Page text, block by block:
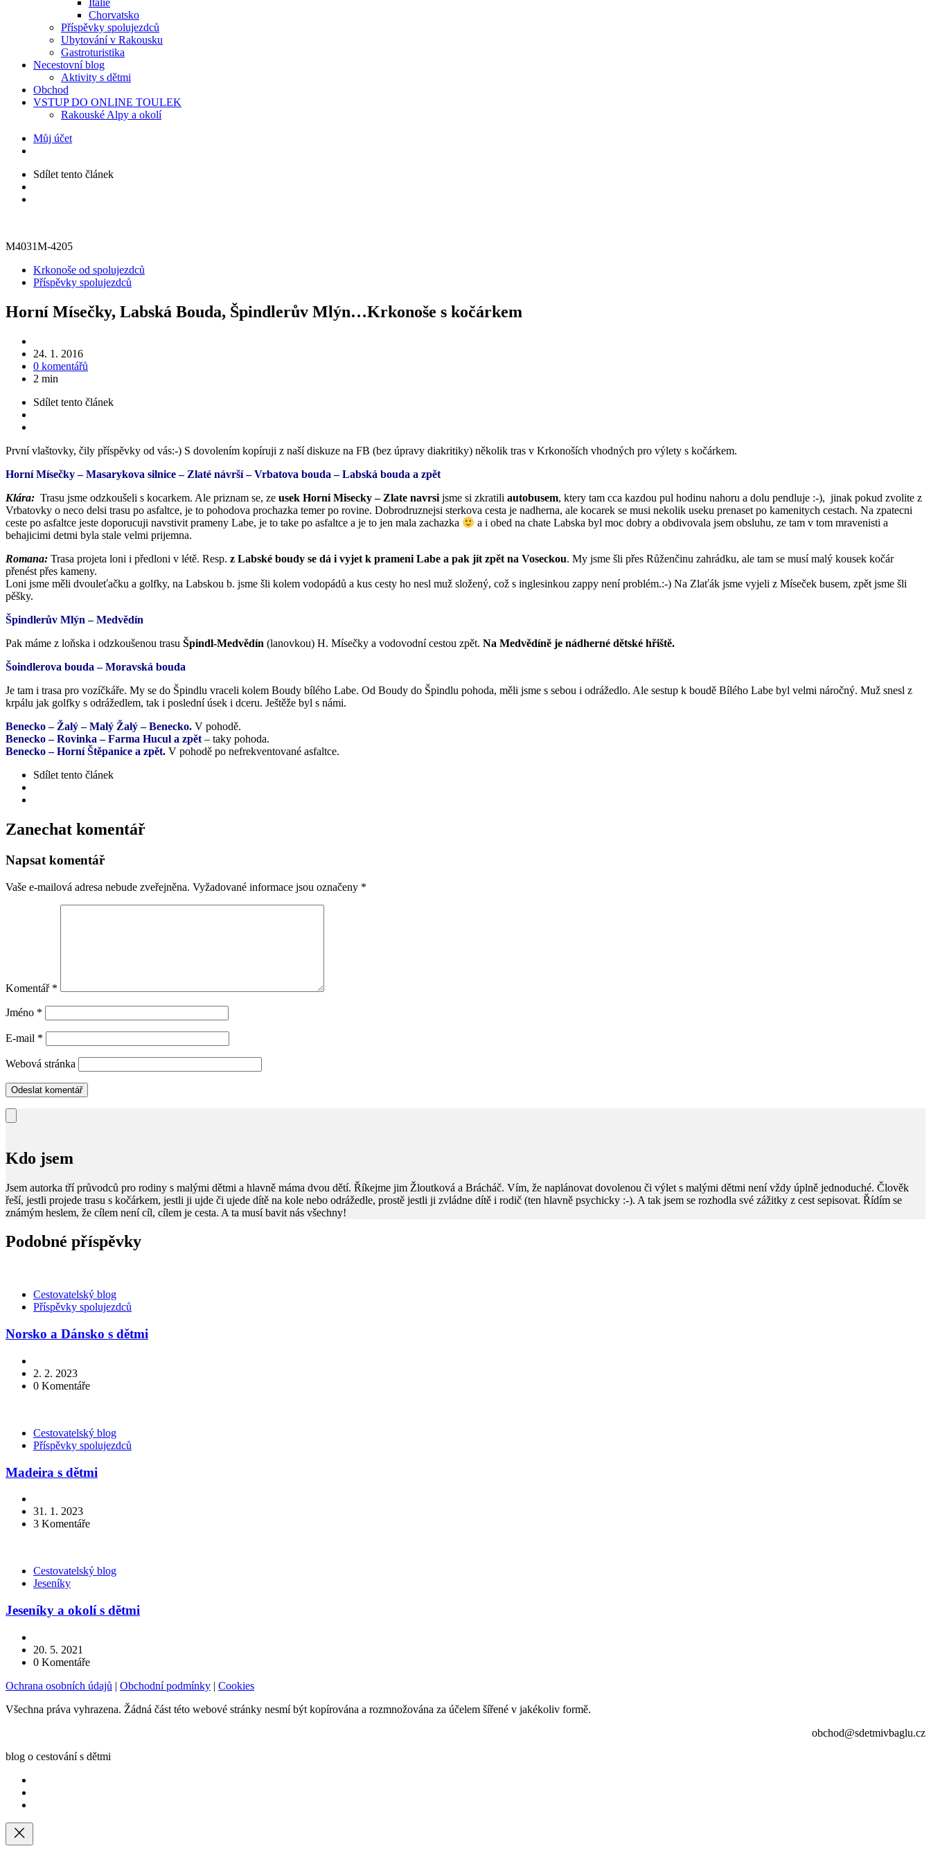
Itálie
Chorvatsko
Příspěvky spolujezdců
Ubytování v Rakousku
Gastroturistika
Necestovní blog
Aktivity s dětmi
Obchod
VSTUP DO ONLINE TOULEK
Rakouské Alpy a okolí
Můj účet
Sdílet tento článek
M4031M-4205
KategorieKrkonoše od spolujezdců
Příspěvky spolujezdců
Horní Mísečky, Labská Bouda, Špindlerův Mlýn…Krkonoše s kočárkem
24. 1. 2016
0 komentářů
2 min
Sdílet tento článek
První vlaštovky, čily příspěvky od vás:-) S dovolením kopíruji z naší diskuze na FB (bez úpravy diakritiky) několik tras v Krkonoších vhodných pro výlety s kočárkem.
Horní Mísečky – Masarykova silnice – Zlaté návrší – Vrbatova bouda – Labská bouda a zpět
Klára: Trasu jsme odzkoušeli s kocarkem. Ale priznam se, ze usek Horni Misecky – Zlate navrsi jsme si zkratili autobusem, ktery tam cca kazdou pul hodinu nahoru a dolu pendluje :-), jinak pokud zvolite z
Vrbatovky o neco delsi trasu po asfaltce, je to pohodova prochazka temer po rovine. Dobrodruznejsi sterkova cesta je nadherna, ale kocarek se musi nekolik useku prenaset po kamenitych cestach. Na zpatecni
ceste po asfaltce jeste doporucuji navstivit prameny Labe, je to take po asfaltce a je to jen mala zachazka
a i obed na chate Labska byl moc dobry a obdivovala jsem obsluhu, ze tam v tom mravenisti a
behajicimi detmi byla stale velmi prijemna.
Romana: Trasa projeta loni i předloni v létě. Resp. z Labské boudy se dá i vyjet k prameni Labe a pak jít zpět na Voseckou. My jsme šli přes Růženčinu zahrádku, ale tam se musí malý kousek kočár
přenést přes kameny.
Loni jsme měli dvouleťačku a golfky, na Labskou b. jsme šli kolem vodopádů a kus cesty ho nesl muž složený, což s inglesinkou zappy není problém.:-) Na Zlaťák jsme vyjeli z Míseček busem, zpět jsme šli
pěšky.
Špindlerův Mlýn – Medvědín
Pak máme z loňska i odzkoušenou trasu Špindl-Medvědín (lanovkou) H. Mísečky a vodovodní cestou zpět. Na Medvědíně je nádherné dětské hřiště.
Šoindlerova bouda – Moravská bouda
Je tam i trasa pro vozíčkáře. My se do Špindlu vraceli kolem Boudy bílého Labe. Od Boudy do Špindlu pohoda, měli jsme s sebou i odrážedlo. Ale sestup k boudě Bílého Labe byl velmi náročný. Muž snesl z
krpálu jak golfky s odrážedlem, tak i poslední úsek i dceru. Ještěže byl s námi.
Benecko – Žalý – Malý Žalý – Benecko. V pohodě.
Benecko – Rovinka – Farma Hucul a zpět – taky pohoda.
Benecko – Horní Štěpanice a zpět. V pohodě po nefrekventované asfaltce.
Sdílet tento článek
Zanechat komentář
Napsat komentář
Vaše e-mailová adresa nebude zveřejněna. Vyžadované informace jsou označeny *
Komentář *
Jméno *
E-mail *
Webová stránka
Kdo jsem
Jsem autorka tří průvodců pro rodiny s malými dětmi a hlavně máma dvou dětí. Říkejme jim Žloutková a Brácháč. Vím, že naplánovat dovolenou či výlet s malými dětmi není vždy úplně jednoduché. Člověk
řeší, jestli projede trasu s kočárkem, jestli ji ujde či ujede dítě na kole nebo odrážedle, prostě jestli ji zvládne dítě i rodič (ten hlavně psychicky :-). A tak jsem se rozhodla své zážitky z cest sepisovat. Řídím se
známým heslem, že cílem není cíl, cílem je cesta. A ta musí bavit nás všechny!
Podobné příspěvky
KategorieCestovatelský blog
Příspěvky spolujezdců
Norsko a Dánsko s dětmi
2. 2. 2023
0 Komentáře
KategorieCestovatelský blog
Příspěvky spolujezdců
Madeira s dětmi
31. 1. 2023
3 Komentáře
KategorieCestovatelský blog
Jeseníky
Jeseníky a okolí s dětmi
20. 5. 2021
0 Komentáře
Ochrana osobních údajů | Obchodní podmínky | Cookies
Všechna práva vyhrazena. Žádná část této webové stránky nesmí být kopírována a rozmnožována za účelem šířené v jakékoliv formě.
obchod@sdetmivbaglu.cz
blog o cestování s dětmi